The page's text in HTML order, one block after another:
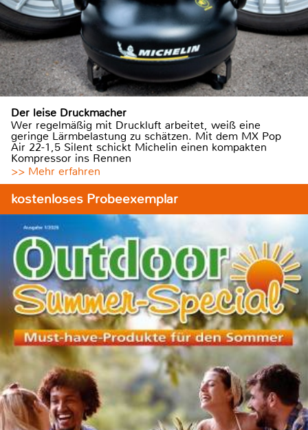
Der leise Druckmacher
Wer regelmäßig mit Druckluft arbeitet, weiß eine
geringe Lärmbelastung zu schätzen. Mit dem MX Pop
Air 22-1,5 Silent schickt Michelin einen kompakten
Kompressor ins Rennen
>> Mehr erfahren
kostenloses Probeexemplar